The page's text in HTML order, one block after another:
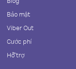
Bảo mật
Viber Out
Cước phí
Hỗ trợ